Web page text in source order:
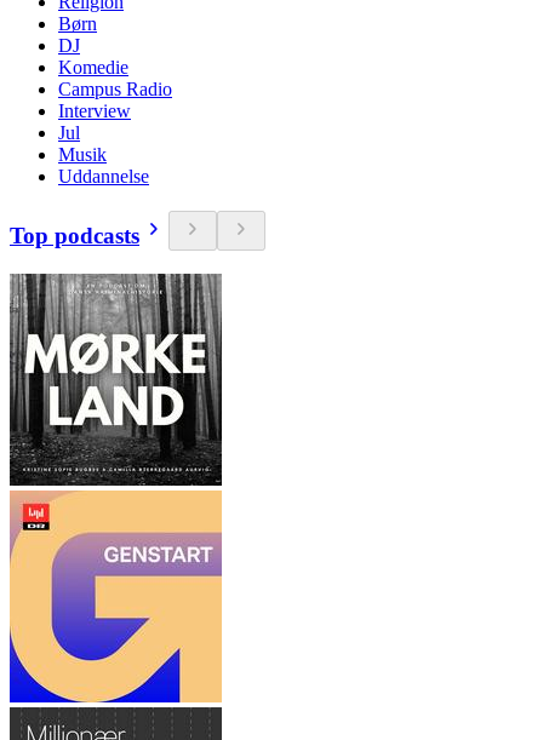
Børn
DJ
Komedie
Campus Radio
Interview
Jul
Musik
Uddannelse
Top podcasts